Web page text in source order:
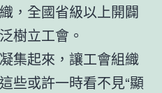
，全國省級以上開闢
樹立工會。
集起來，讓工會組織
些或許一時看不見“顯